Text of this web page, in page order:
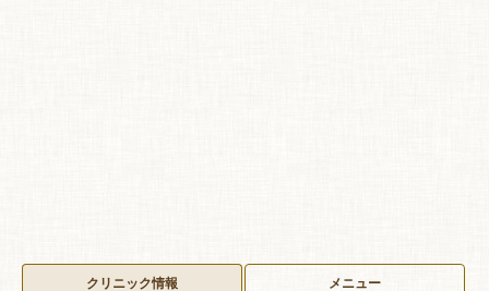
クリニック情報 メニュー